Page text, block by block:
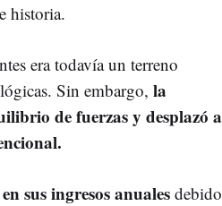
historia.
era todavía un terreno
Sin embargo, la
de fuerzas y desplazó a
sus ingresos anuales debido